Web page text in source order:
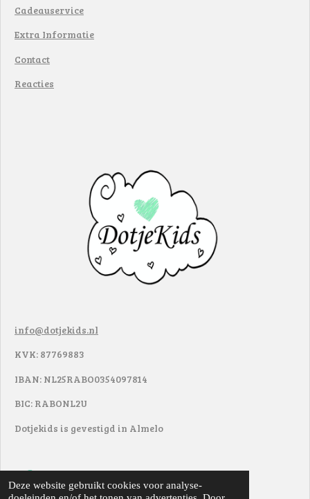
Deze website gebruikt cookies voor analyse-
Cadeauservice
Extra Informatie
Contact
Reacties
info@dotjekids.nl
KVK: 87769883
IBAN: NL25RABO0354097814
BIC: RABONL2U
Dotjekids is gevestigd in Almelo
F
a
I
n